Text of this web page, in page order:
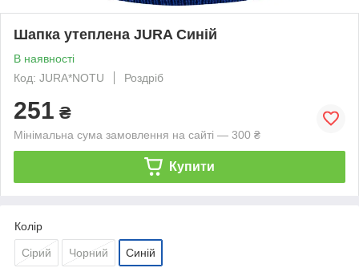
Шапка утеплена JURA Синій
В наявності
Код: JURA*NOTU
Роздріб
251 ₴
Мінімальна сума замовлення на сайті — 300 ₴
Купити
Колір
Сірий Чорний Синій